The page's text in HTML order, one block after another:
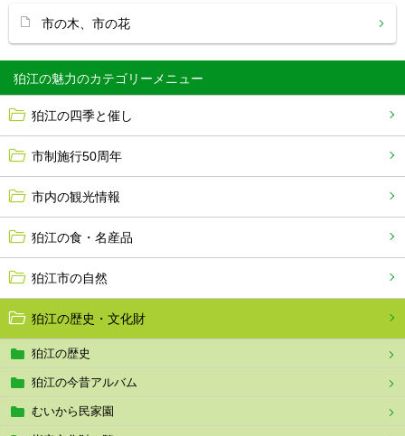
狛江の魅力
狛江の四季と催し
市制施行50周年
市内の観光情報
狛江の食・名産品
狛江市の自然
狛江の歴史・文化財
狛江の歴史
狛江の今昔アルバム
むいから民家園
市の木、市の花